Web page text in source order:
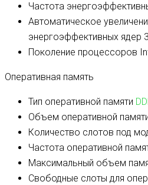
Частота
Автоматическое
энергоэффективных ядер
Поколение процессоров
Оперативная память
Тип оперативной памяти
Объем оперативной
Количество слотов под
Частота оперативной
Максимальный объем
Свободные слоты для